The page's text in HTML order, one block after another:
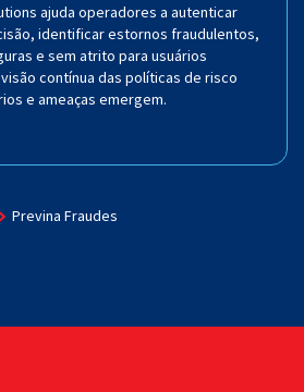
ajuda operadores a autenticar
identificar estornos fraudulentos,
e sem atrito para usuários
contínua das políticas de risco
e ameaças emergem.
Previna Fraudes